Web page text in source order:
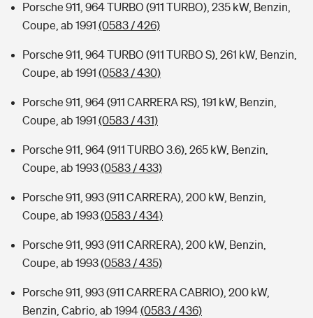
Porsche 911, 964 TURBO (911 TURBO), 235 kW, Benzin,
Coupe, ab 1991 (0583 / 426)
Porsche 911, 964 TURBO (911 TURBO S), 261 kW, Benzin,
Coupe, ab 1991 (0583 / 430)
Porsche 911, 964 (911 CARRERA RS), 191 kW, Benzin,
Coupe, ab 1991 (0583 / 431)
Porsche 911, 964 (911 TURBO 3.6), 265 kW, Benzin,
Coupe, ab 1993(0583 / 433)
Porsche 911, 993 (911 CARRERA), 200 kW, Benzin,
Coupe, ab 1993(0583 / 434)
Porsche 911, 993 (911 CARRERA), 200 kW, Benzin,
Coupe, ab 1993(0583 / 435)
Porsche 911, 993 (911 CARRERA CABRIO), 200 kW,
Benzin, Cabrio, ab 1994(0583 / 436)